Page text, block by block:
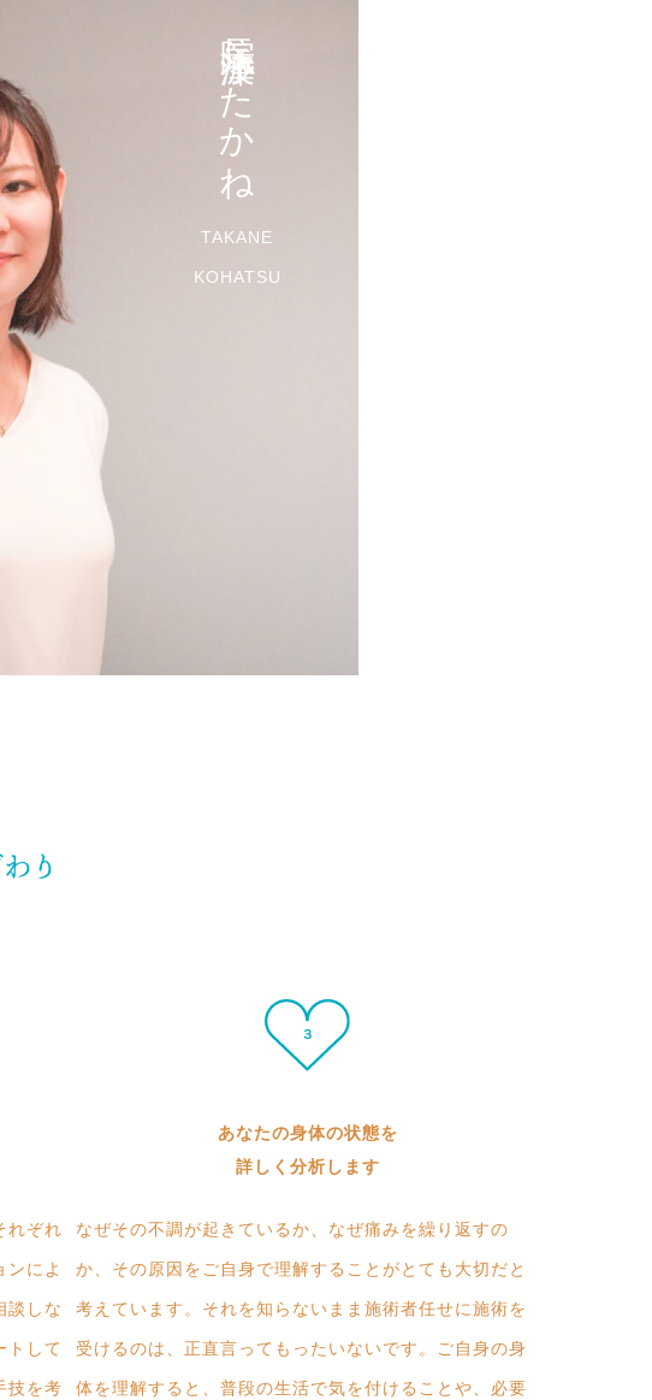
院長 小波津 たかね
TAKANE
KOHATSU
り
れぞれ
ンによ
談しな
トして
技を考
あなたの身体の状態を
詳しく分析します
なぜその不調が起きているか、なぜ痛みを繰り返すの
か、その原因をご自身で理解することがとても大切だと
考えています。それを知らないまま施術者任せに施術を
受けるのは、正直言ってもったいないです。ご自身の身
体を理解すると、普段の生活で気を付けることや、必要